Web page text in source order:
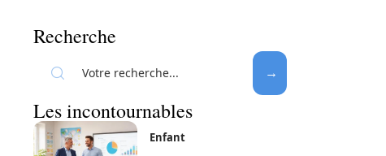
Recherche
Les incontournables
Enfant